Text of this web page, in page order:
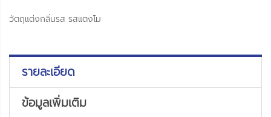
วัตถุแต่งกลิ่นรส รสแตงโม
รายละเอียด
ข้อมูลเพิ่มเติม